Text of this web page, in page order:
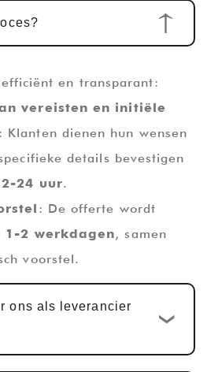
en transparant:
vereisten en initiële
: Klanten dienen hun wensen
details bevestigen
24 uur.
: De offerte wordt
1-2 werkdagen, samen
voorstel.
op maat:
is bevestigd, is de
op maat
. Voor multifunctionele
ons als leverancier